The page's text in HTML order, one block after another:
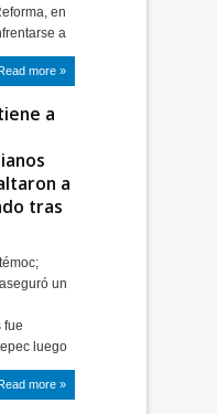
en
a
more »
a
a
tras
un
fue
luego
more »